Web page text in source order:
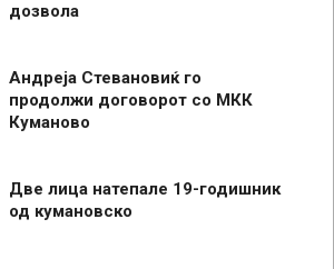
дозвола
Андреја Стевановиќ го
продолжи договорот со МКК
Куманово
Две лица натепале 19-годишник
од кумановско